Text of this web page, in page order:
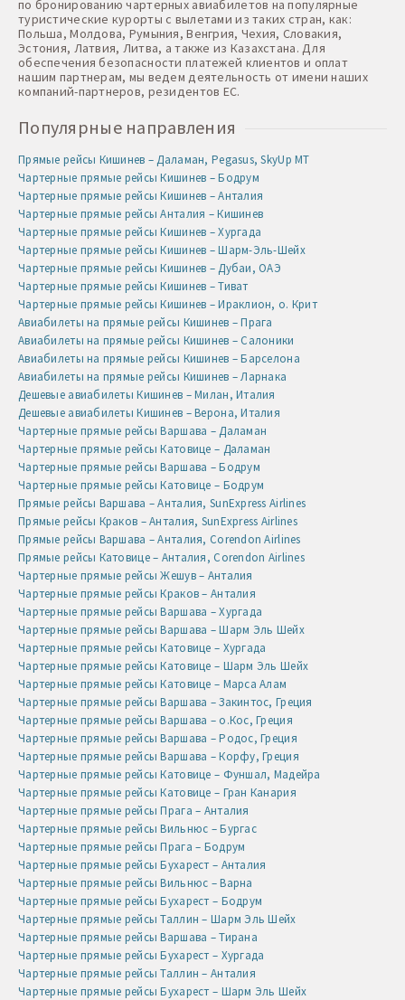
по бронированию чартерных авиабилетов на популярные
туристические курорты с вылетами из таких стран, как:
Польша, Молдова, Румыния, Венгрия, Чехия, Словакия,
Эстония, Латвия, Литва, а также из Казахстана. Для
обеспечения безопасности платежей клиентов и оплат
нашим партнерам, мы ведем деятельность от имени наших
компаний-партнеров, резидентов ЕС.
Популярные направления
Прямые рейсы Кишинев – Даламан, Pegasus, SkyUp MT
Чартерные прямые рейсы Кишинев – Бодрум
Чартерные прямые рейсы Кишинев – Анталия
Чартерные прямые рейсы Анталия – Кишинев
Чартерные прямые рейсы Кишинев – Хургада
Чартерные прямые рейсы Кишинев – Шарм-Эль-Шейх
Чартерные прямые рейсы Кишинев – Дубаи, ОАЭ
Чартерные прямые рейсы Кишинев – Тиват
Чартерные прямые рейсы Кишинев – Ираклион, о. Крит
Авиабилеты на прямые рейсы Кишинев – Прага
Авиабилеты на прямые рейсы Кишинев – Салоники
Авиабилеты на прямые рейсы Кишинев – Барселона
Авиабилеты на прямые рейсы Кишинев – Ларнака
Дешевые авиабилеты Кишинев – Милан, Италия
Дешевые авиабилеты Кишинев – Верона, Италия
Чартерные прямые рейсы Варшава – Даламан
Чартерные прямые рейсы Катовице – Даламан
Чартерные прямые рейсы Варшава – Бодрум
Чартерные прямые рейсы Катовице – Бодрум
Прямые рейсы Варшава – Анталия, SunExpress Airlines
Прямые рейсы Краков – Анталия, SunExpress Airlines
Прямые рейсы Варшава – Анталия, Corendon Airlines
Прямые рейсы Катовице – Анталия, Corendon Airlines
Чартерные прямые рейсы Жешув – Анталия
Чартерные прямые рейсы Краков – Анталия
Чартерные прямые рейсы Варшава – Хургада
Чартерные прямые рейсы Варшава – Шарм Эль Шейх
Чартерные прямые рейсы Катовице – Хургада
Чартерные прямые рейсы Катовице – Шарм Эль Шейх
Чартерные прямые рейсы Катовице – Марса Алам
Чартерные прямые рейсы Варшава – Закинтос, Греция
Чартерные прямые рейсы Варшава – о.Кос, Греция
Чартерные прямые рейсы Варшава – Родос, Греция
Чартерные прямые рейсы Варшава – Корфу, Греция
Чартерные прямые рейсы Катовице – Фуншал, Мадейра
Чартерные прямые рейсы Катовице – Гран Канария
Чартерные прямые рейсы Прага – Анталия
Чартерные прямые рейсы Вильнюс – Бургас
Чартерные прямые рейсы Прага – Бодрум
Чартерные прямые рейсы Бухарест – Анталия
Чартерные прямые рейсы Вильнюс – Варна
Чартерные прямые рейсы Бухарест – Бодрум
Чартерные прямые рейсы Таллин – Шарм Эль Шейх
Чартерные прямые рейсы Варшава – Тирана
Чартерные прямые рейсы Бухарест – Хургада
Чартерные прямые рейсы Таллин – Анталия
Чартерные прямые рейсы Бухарест – Шарм Эль Шейх